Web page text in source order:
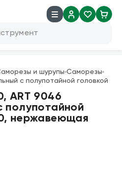
и шурупы Саморезы
с полупотайной головкой
ART 9046
полупотайной
нержавеющая